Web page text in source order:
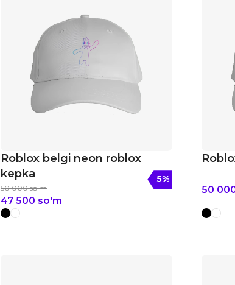
Roblox belgi neon roblox
kepka
50 000 so'm
47 500 so'm
5%
50